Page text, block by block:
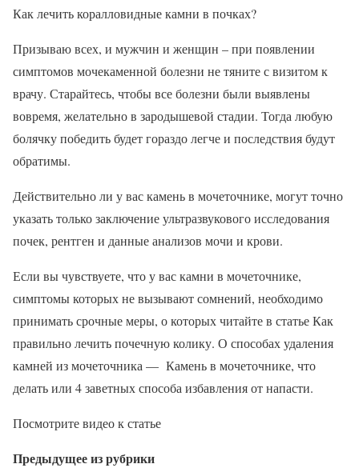
Как лечить коралловидные камни в почках?
Призываю всех, и мужчин и женщин – при появлении
симптомов мочекаменной болезни не тяните с визитом к
врачу. Старайтесь, чтобы все болезни были выявлены
вовремя, желательно в зародышевой стадии. Тогда любую
болячку победить будет гораздо легче и последствия будут
обратимы.
Действительно ли у вас камень в мочеточнике, могут точно
указать только заключение ультразвукового исследования
почек, рентген и данные анализов мочи и крови.
Если вы чувствуете, что у вас камни в мочеточнике,
симптомы которых не вызывают сомнений, необходимо
принимать срочные меры, о которых читайте в статье Как
правильно лечить почечную колику. О способах удаления
камней из мочеточника — Камень в мочеточнике, что
делать или 4 заветных способа избавления от напасти.
Посмотрите видео к статье
Предыдущее из рубрики